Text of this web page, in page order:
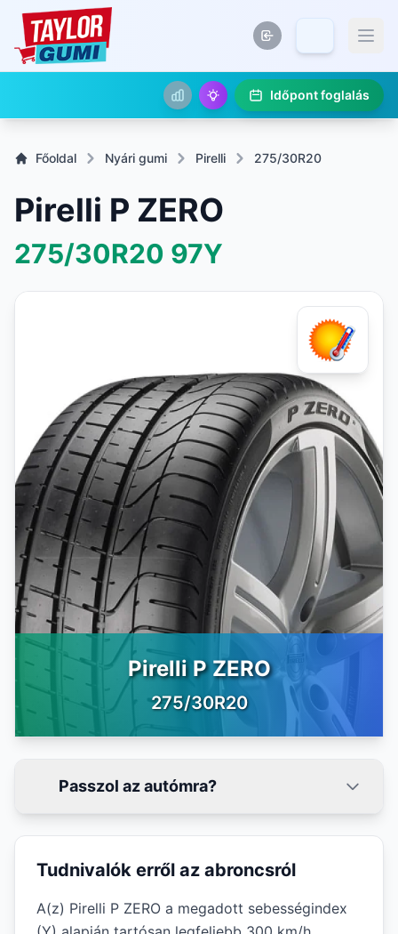
Időpont foglalás
Főoldal Nyári gumi Pirelli 275/30R20
Pirelli P ZERO
275/30R20 97Y
Pirelli P ZERO
275/30R20
Passzol az autómra?
Tudnivalók erről az abroncsról
A(z) Pirelli P ZERO a megadott sebességindex